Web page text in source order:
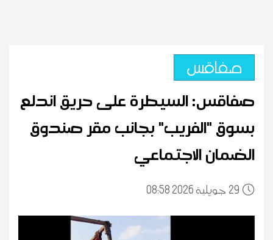
صفاقس
صفاقس: السيطرة على حريق اندلع
بسوق "الفريب" بجانب مقر صندوق
الضمان الاجتماعي
29 08:58 2026 جويلية